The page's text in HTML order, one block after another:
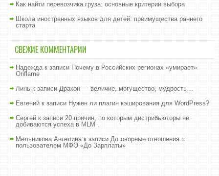
Как найти перевозчика груза: основные критерии выбора
Школа иностранных языков для детей: преимущества раннего
старта
СВЕЖИЕ КОММЕНТАРИИ
Надеждак записи Почему в Российских регионах «умирает»
Oriflame
Линь к записи Дракон — величие, могущество, мудрость…
Евгений к записи Нужен ли плагин кэширования для WordPress?
Сергей к записи 20 причин, по которым дистрибьюторы не
добиваются успеха в MLM .
Мельникова Ангелинак записи Договорные отношения с
пользователем МФО «До Зарплаты»